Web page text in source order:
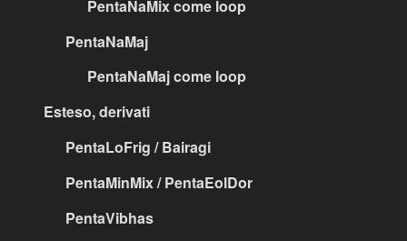
PentaNaMix come loop
PentaNaMaj
PentaNaMaj come loop
Esteso, derivati
PentaLoFrig / Bairagi
PentaMinMix / PentaEolDor
PentaVibhas